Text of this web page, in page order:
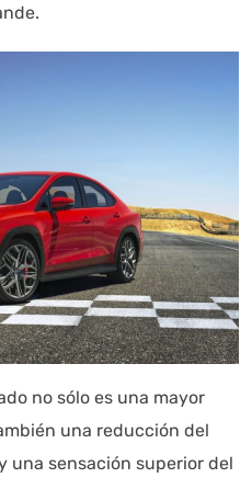
no sólo es una mayor
una reducción del
una sensación superior del